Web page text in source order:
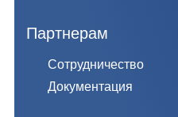
Партнерам
Сотрудничество
Документация